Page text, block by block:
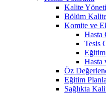
Kalite
Bölüm
Komite ve
Hasta
Tesis
Hasta
Öz
Eğitim
Sağlıkta